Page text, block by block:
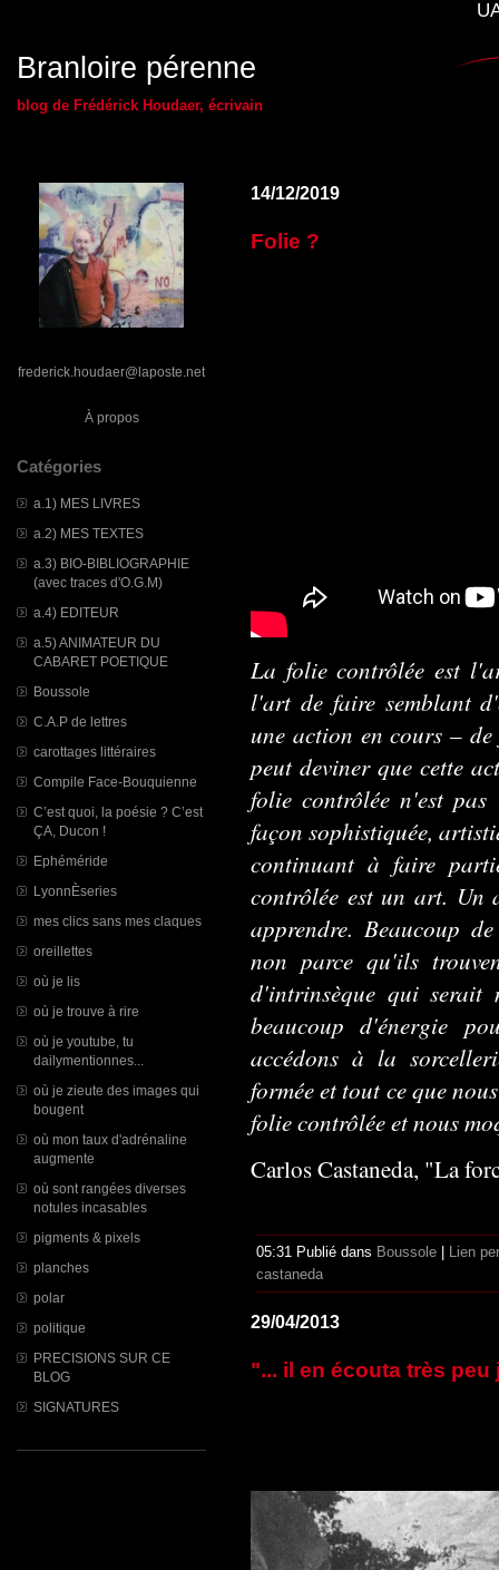
Branloire pérenne
blog de Frédérick Houdaer, écrivain
frederick.houdaer@laposte.net
À propos
Catégories
a.1) MES LIVRES
a.2) MES TEXTES
a.3) BIO-BIBLIOGRAPHIE
(avec traces d'O.G.M)
a.4) EDITEUR
a.5) ANIMATEUR DU
CABARET POETIQUE
Boussole
C.A.P de lettres
carottages littéraires
Compile Face-Bouquienne
C’est quoi, la poésie ? C’est
ÇA, Ducon !
Ephéméride
LyonnÈseries
mes clics sans mes claques
oreillettes
où je lis
où je trouve à rire
où je youtube, tu
dailymentionnes...
où je zieute des images qui
bougent
où mon taux d'adrénaline
augmente
où sont rangées diverses
notules incasables
pigments & pixels
planches
polar
politique
PRECISIONS SUR CE
BLOG
SIGNATURES
14/12/2019
Folie ?
La folie contrôlée est
l'art de faire semblant
une action en cours –
peut deviner que cette
folie contrôlée n'est
façon sophistiquée,
continuant à faire
contrôlée est un art. Un
apprendre. Beaucoup
non parce qu'ils
d'intrinsèque qui serait
beaucoup d'énergie
accédons à la
formée et tout ce que
folie contrôlée et nous
Carlos Castaneda, "La
05:31 Publié dans Boussole
Lien
castaneda
29/04/2013
"... il en écouta très